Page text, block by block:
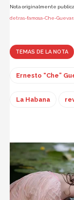
Nota originalmente
detras-famosa-Che-
TEMAS DE LA NOTA
Ernesto “Che”
La Habana